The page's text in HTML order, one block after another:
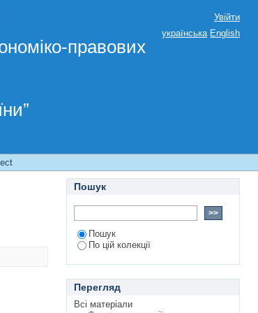
правових
Увійти
українська English
Пошук
Пошук
По цій колекції
Перегляд
Всі матеріали